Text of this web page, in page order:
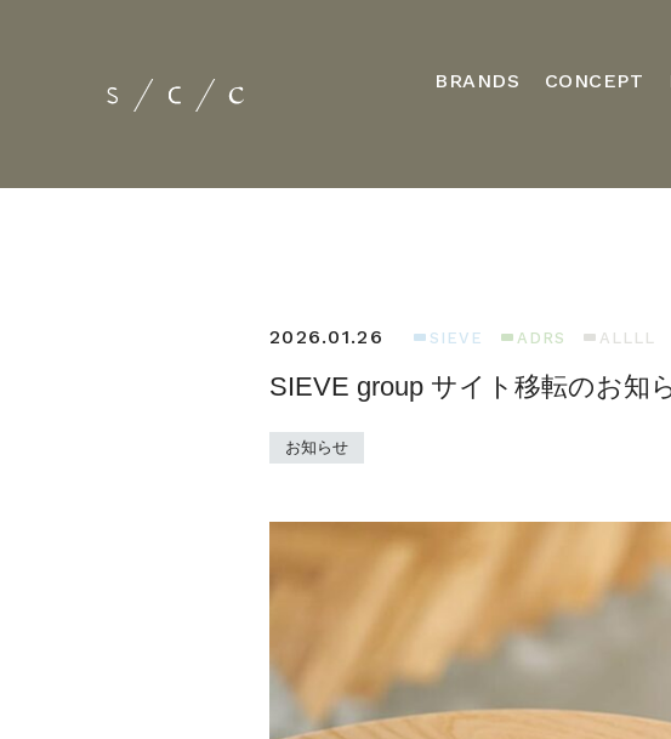
BRANDS CONCEPT
2026.01.26 SIEVE ADRS ALLLL
SIEVE group サイト移転のお知
お知らせ